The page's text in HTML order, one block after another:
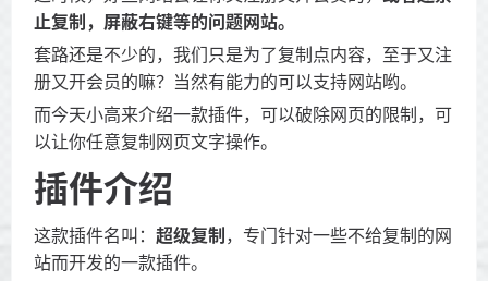
止复制，屏蔽右键等的问题网站。
套路还是不少的，我们只是为了复制点内容，至于又注
册又开会员的嘛？当然有能力的可以支持网站哟。
而今天小高来介绍一款插件，可以破除网页的限制，可
以让你任意复制网页文字操作。
插件介绍
这款插件名叫： 超级复制 ，专门针对一些不给复制的网
站而开发的一款插件。